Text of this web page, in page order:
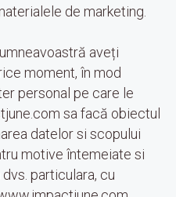
de marketing.
aveți
moment, în mod
personal pe care le
sa facă obiectul
datelor si scopului
motive întemeiate si
particulara, cu